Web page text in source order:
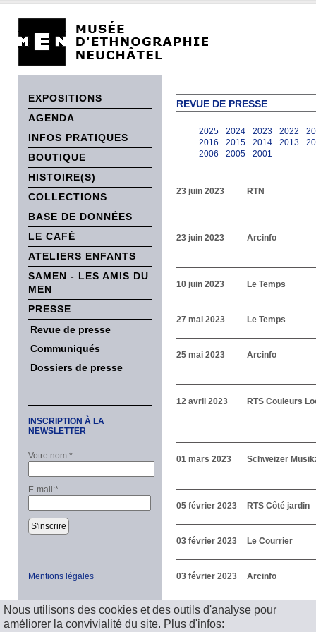
Nous utilisons des cookies et des outils d'analyse pour
améliorer la convivialité du site. Plus d'infos:
EXPOSITIONS
AGENDA
INFOS PRATIQUES
BOUTIQUE
HISTOIRE(S)
COLLECTIONS
BASE DE DONNÉES
LE CAFÉ
ATELIERS ENFANTS
SAMEN - LES AMIS DU
MEN
PRESSE
Revue de presse
Communiqués
Dossiers de presse
INSCRIPTION À LA
NEWSLETTER
Votre nom:*
E-mail:*
S'inscrire
Mentions légales
REVUE DE PRESSE
2025 2024 2023 2022
2016
2015 2014 2013
2006
2005 2001
23 juin 2023 RTN
23 juin 2023 Arcinfo
10 juin 2023 Le Temps
27 mai 2023 Le Temps
25 mai 2023 Arcinfo
12 avril 2023 RTS Couleurs
01 mars 2023 Schweizer
05 février 2023 RTS Côté jardin
03 février 2023 Le Courrier
03 février 2023 Arcinfo
Précédent
1
4
Suivant